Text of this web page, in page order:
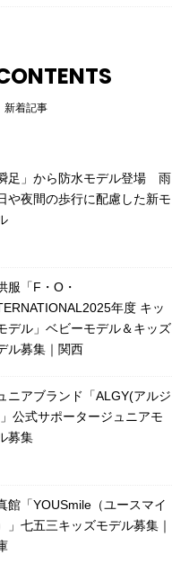
新着記事
瞬足」から防水モデル登場 雨
や夜間の歩行に配慮した新モ
服「F・O・
年度 キッ
デル」ベビーモデル＆キッズ
ル募集｜関西
ニアブランド「ALGY(アルジ
公式サポータージュニアモ
募集
館「YOUSmile（ユースマイ
」七五三キッズモデル募集｜